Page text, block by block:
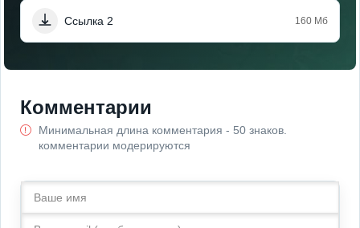
Ссылка 2 160 Мб
Комментарии
Минимальная длина комментария - 50 знаков.
комментарии модерируются